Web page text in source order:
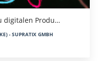
digitalen Produ…
- SUPRATIX GMBH